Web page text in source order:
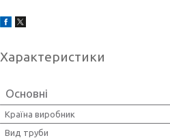
Характеристики
Основні
Країна виробник
Вид труби